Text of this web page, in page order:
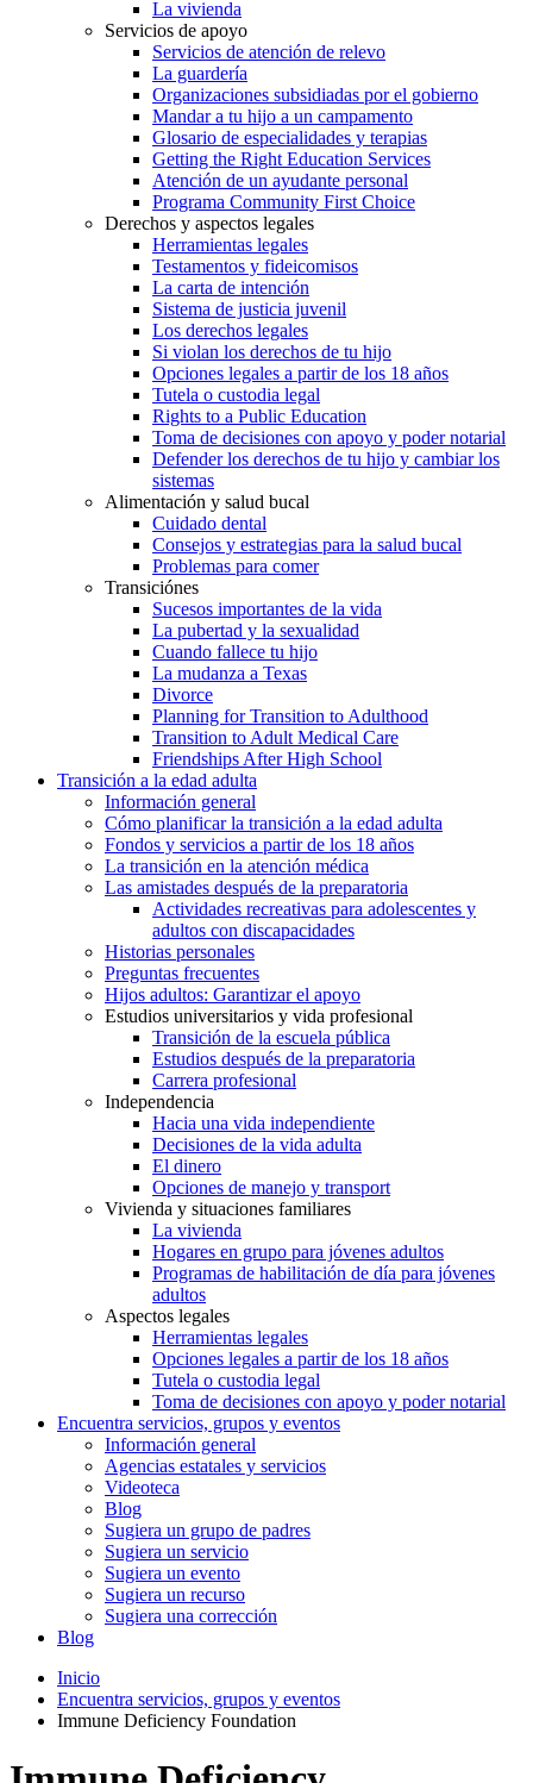
La vivienda
Servicios de apoyo
Servicios de atención de relevo
La guardería
Organizaciones subsidiadas por el gobierno
Mandar a tu hijo a un campamento
Glosario de especialidades y terapias
Getting the Right Education Services
Atención de un ayudante personal
Programa Community First Choice
Derechos y aspectos legales
Herramientas legales
Testamentos y fideicomisos
La carta de intención
Sistema de justicia juvenil
Los derechos legales
Si violan los derechos de tu hijo
Opciones legales a partir de los 18 años
Tutela o custodia legal
Rights to a Public Education
Toma de decisiones con apoyo y poder notarial
Defender los derechos de tu hijo y cambiar los
sistemas
Alimentación y salud bucal
Cuidado dental
Consejos y estrategias para la salud bucal
Problemas para comer
Transiciónes
Sucesos importantes de la vida
La pubertad y la sexualidad
Cuando fallece tu hijo
La mudanza a Texas
Divorce
Planning for Transition to Adulthood
Transition to Adult Medical Care
Friendships After High School
Transición a la edad adulta
Información general
Cómo planificar la transición a la edad adulta
Fondos y servicios a partir de los 18 años
La transición en la atención médica
Las amistades después de la preparatoria
Actividades recreativas para adolescentes y
adultos con discapacidades
Historias personales
Preguntas frecuentes
Hijos adultos: Garantizar el apoyo
Estudios universitarios y vida profesional
Transición de la escuela pública
Estudios después de la preparatoria
Carrera profesional
Independencia
Hacia una vida independiente
Decisiones de la vida adulta
El dinero
Opciones de manejo y transport
Vivienda y situaciones familiares
La vivienda
Hogares en grupo para jóvenes adultos
Programas de habilitación de día para jóvenes
adultos
Aspectos legales
Herramientas legales
Opciones legales a partir de los 18 años
Tutela o custodia legal
Toma de decisiones con apoyo y poder notarial
Encuentra servicios, grupos y eventos
Información general
Agencias estatales y servicios
Videoteca
Blog
Sugiera un grupo de padres
Sugiera un servicio
Sugiera un evento
Sugiera un recurso
Sugiera una corrección
Blog
Inicio
Encuentra servicios, grupos y eventos
Immune Deficiency Foundation